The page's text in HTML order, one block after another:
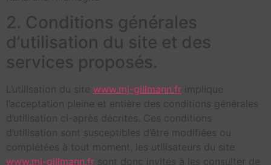
2. Conditions générales
d’utilisation du site et des
services proposés.
L’utilisation du site www.mj-gillmann.fr implique
l’acceptation pleine et entière des conditions générales
d’utilisation ci-après décrites. Ces conditions
d’utilisation sont susceptibles d’être modifiées ou
complétées à tout moment, les utilisateurs du site
www.mj-gillmann.fr sont donc invités à les consulter de